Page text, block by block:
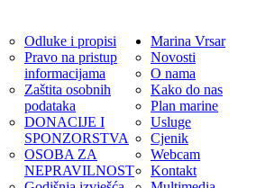
Odluke i propisi
Pravo na pristup
informacijama
Zaštita osobnih
podataka
DONACIJE I
SPONZORSTVA
OSOBA ZA
NEPRAVILNOST
Marina Vrsar
Novosti
O nama
Kako do nas
Plan marine
Usluge
Cjenik
Webcam
Kontakt